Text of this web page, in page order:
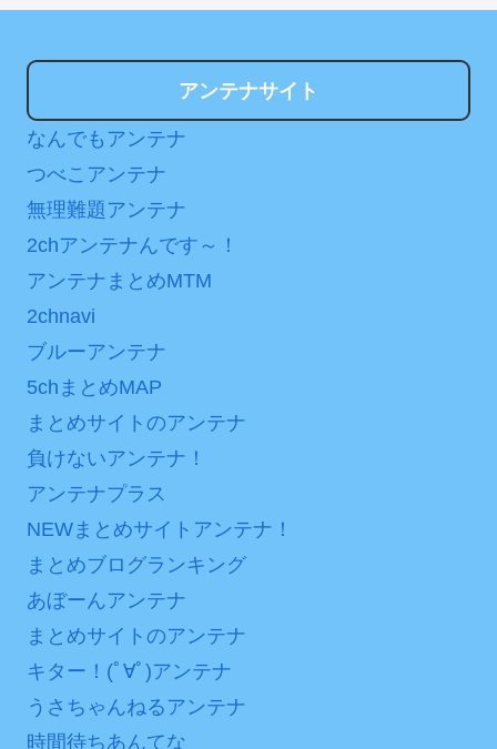
アンテナサイト
なんでもアンテナ
つべこアンテナ
無理難題アンテナ
2chアンテナんです～！
アンテナまとめMTM
2chnavi
ブルーアンテナ
5chまとめMAP
まとめサイトのアンテナ
負けないアンテナ！
アンテナプラス
NEWまとめサイトアンテナ！
まとめブログランキング
あぼーんアンテナ
まとめサイトのアンテナ
キター！(ﾟ∀ﾟ)アンテナ
うさちゃんねるアンテナ
時間待ちあんてな